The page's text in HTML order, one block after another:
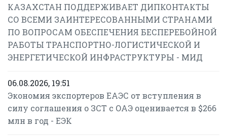
КАЗАХСТАН ПОДДЕРЖИВАЕТ ДИПКОНТАКТЫ
СО ВСЕМИ ЗАИНТЕРЕСОВАННЫМИ СТРАНАМИ
ПО ВОПРОСАМ ОБЕСПЕЧЕНИЯ БЕСПЕРЕБОЙНОЙ
РАБОТЫ ТРАНСПОРТНО-ЛОГИСТИЧЕСКОЙ И
ЭНЕРГЕТИЧЕСКОЙ ИНФРАСТРУКТУРЫ - МИД
06.08.2026, 19:51
Экономия экспортеров ЕАЭС от вступления в
силу соглашения о ЗСТ с ОАЭ оценивается в $266
млн в год - ЕЭК